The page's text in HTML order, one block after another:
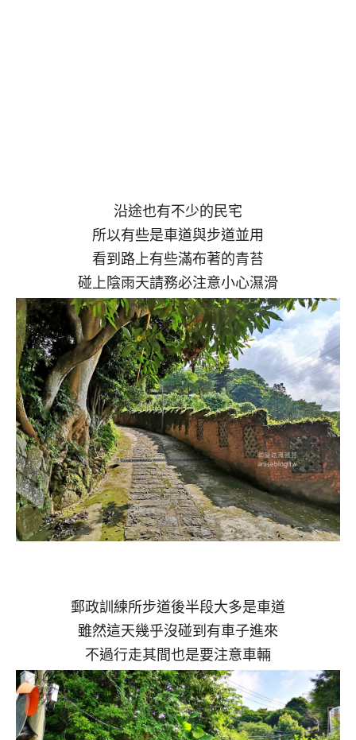
沿途也有不少的民宅
所以有些是車道與步道並用
看到路上有些滿布著的青苔
碰上陰雨天請務必注意小心濕滑
郵政訓練所步道後半段大多是車道
雖然這天幾乎沒碰到有車子進來
不過行走其間也是要注意車輛